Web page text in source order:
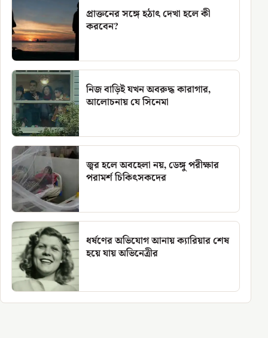
প্রাক্তনের সঙ্গে হঠাৎ দেখা হলে কী
করবেন?
নিজ বাড়িই যখন অবরুদ্ধ কারাগার,
আলোচনায় যে সিনেমা
জ্বর হলে অবহেলা নয়, ডেঙ্গু পরীক্ষার
পরামর্শ চিকিৎসকদের
ধর্ষণের অভিযোগ আনায় ক্যারিয়ার শেষ
হয়ে যায় অভিনেত্রীর